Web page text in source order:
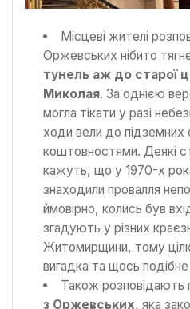
Місцеві жителі
Оржевських нібито
тунель аж до старої
Миколая. За однією
могла тікати у разі
ходи вели до підземних
коштовностями. Деякі
кажуть, що у 1970-х
знаходили провалля
ймовірно, колись був
згадують у різних
Житомирщини, тому
вигадка та щось
Також розповідають
з Оржевських, яка